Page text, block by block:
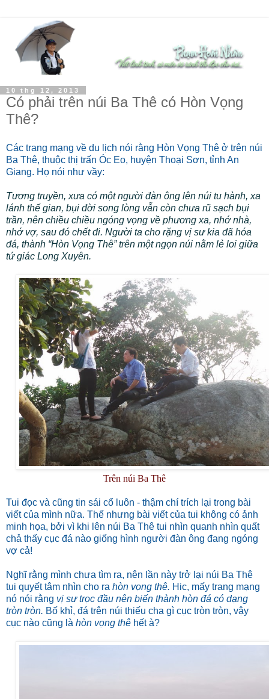
10 thg 12, 2013
Có phải trên núi Ba Thê có Hòn Vọng
Thê?
Các trang mạng về du lịch nói rằng Hòn Vọng Thê ở trên núi
Ba Thê, thuộc thị trấn Óc Eo, huyện Thoại Sơn, tỉnh An
Giang. Họ nói như vầy:
Tương truyền, xưa có một người đàn ông lên núi tu hành, xa
lánh thế gian, bụi đời song lòng vẫn còn chưa rũ sạch bụi
trần, nên chiều chiều ngóng vọng về phương xa, nhớ nhà,
nhớ vợ, sau đó chết đi. Người ta cho rặng vị sư kia đã hóa
đá, thành “Hòn Vọng Thê” trên một ngọn núi nằm lẻ loi giữa
tứ giác Long Xuyên.
Trên núi Ba Thê
Tui đọc và cũng tin sái cổ luôn - thậm chí trích lại trong bài
viết của mình nữa. Thế nhưng bài viết của tui không có ảnh
minh họa, bởi vì khi lên núi Ba Thê tui nhìn quanh nhìn quất
chả thấy cục đá nào giống hình người đàn ông đang ngóng
vợ cả!
Nghĩ rằng mình chưa tìm ra, nên lần này trở lại núi Ba Thê
tui quyết tâm nhìn cho ra hòn vọng thê. Hic, mấy trang mạng
nó nói rằng vị sư trọc đầu nên biến thành hòn đá có dạng
tròn tròn. Bố khỉ, đá trên núi thiếu cha gì cục tròn tròn, vậy
cục nào cũng là hòn vọng thê hết à?